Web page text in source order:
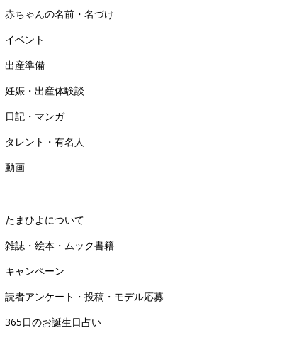
赤ちゃんの名前・名づけ
イベント
出産準備
妊娠・出産体験談
日記・マンガ
タレント・有名人
動画
たまひよについて
雑誌・絵本・ムック書籍
キャンペーン
読者アンケート・投稿・モデル応募
365日のお誕生日占い